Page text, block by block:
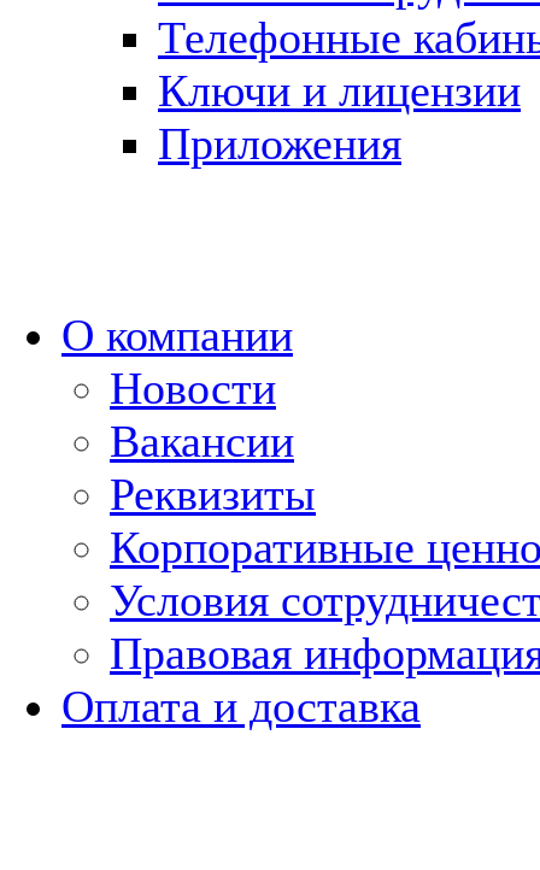
Телефонные
Ключи и лицензии
Приложения
О компании
Новости
Вакансии
Реквизиты
Корпоративные
Условия
Правовая
Оплата и доставка